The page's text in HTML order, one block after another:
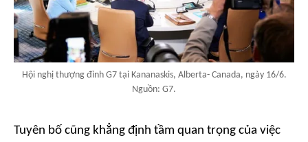
Hội nghị thượng đỉnh G7 tại Kananaskis, Alberta- Canada, ngày 16/6.
Nguồn: G7.
Tuyên bố cũng khẳng định tầm quan trọng của việc